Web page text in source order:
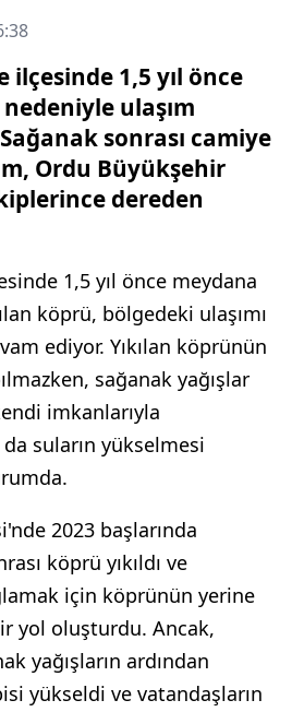
1,5 yıl önce
ulaşım
Sağanak sonrası camiye
Ordu Büyükşehir
dereden
1,5 yıl önce meydana
köprü, bölgedeki ulaşımı
ediyor. Yıkılan köprünün
sağanak yağışlar
imkanlarıyla
suların yükselmesi
2023 başlarında
köprü yıkıldı ve
için köprünün yerine
yol oluşturdu. Ancak,
yağışların ardından
yükseldi ve vatandaşların